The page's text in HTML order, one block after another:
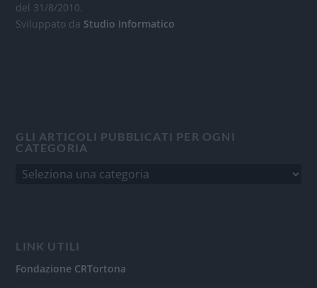
del 31/8/2010.
Sviluppato da Studio Informatico
GLI ARTICOLI PUBBLICATI PER OGNI
CATEGORIA
LINK UTILI
Fondazione CRTortona